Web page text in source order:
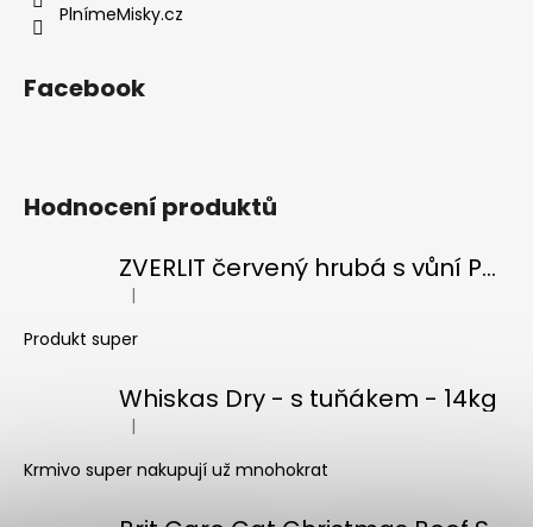
u
PlnímeMisky.cz
Facebook
Hodnocení produktů
ZVERLIT červený hrubá s vůní Podestýlka kočka 10kg
Hodnocení produktu je 5 z 5 hvězdiček.
|
Produkt super
Whiskas Dry - s tuňákem - 14kg
Hodnocení produktu je 5 z 5 hvězdiček.
|
Krmivo super nakupují už mnohokrat